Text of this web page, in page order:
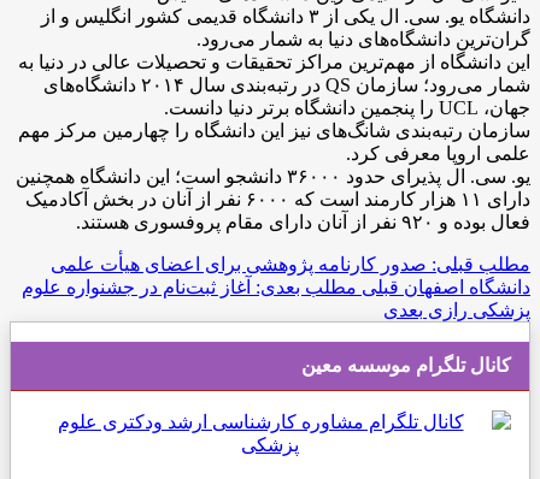
دانشگاه یو. سی. ال یکی از ۳ دانشگاه قدیمی کشور انگلیس و از
گران‌ترین دانشگاه‌های دنیا به شمار می‌رود.
این دانشگاه از مهم‌ترین مراکز تحقیقات و تحصیلات عالی در دنیا به
شمار می‌رود؛ سازمان QS در رتبه‌بندی سال ۲۰۱۴ دانشگاه‌های
جهان، UCL را پنجمین دانشگاه برتر دنیا دانست.
سازمان رتبه‌بندی شانگ‌های نیز این دانشگاه را چهارمین مرکز مهم
علمی اروپا معرفی کرد.
یو. سی. ال پذیرای حدود ۳۶۰۰۰ دانشجو است؛ این دانشگاه همچنین
دارای ۱۱ هزار کارمند است که ۶۰۰۰ نفر از آنان در بخش آکادمیک
فعال بوده و ۹۲۰ نفر از آنان دارای مقام پروفسوری هستند.
مطلب قبلی: صدور کارنامه پژوهشی برای اعضای هیأت علمی
دانشگاه اصفهان قبلی مطلب بعدی: آغاز ثبت‌نام در جشنواره علوم
پزشکی رازی بعدی
کانال تلگرام موسسه معین